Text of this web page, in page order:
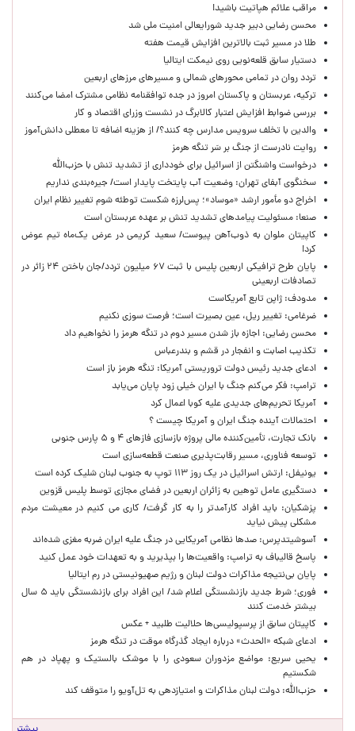
مراقب علائم هپاتیت باشید!
محسن رضایی دبیر جدید شورایعالی امنیت ملی شد
طلا در مسیر ثبت بالاترین افزایش قیمت هفته
دستیار سابق قلعه‌نویی روی نیمکت ایتالیا
تردد روان در تمامی محورهای شمالی و مسیرهای مرزهای اربعین
ترکیه، عربستان و پاکستان امروز در جده توافقنامه نظامی مشترک امضا می‌کنند
بررسی ضوابط افزایش اعتبار کالابرگ در نشست وزرای اقتصاد و کار
والدین با تخلف سرویس مدارس چه کنند؟/ از هزینه اضافه تا معطلی دانش‌آموز
روایت نادرست از جنگ بر سَر تنگه هرمز
درخواست واشنگتن از اسرائیل برای خودداری از تشدید تنش با حزب‌الله
سخنگوی آبفای تهران: وضعیت آب پایتخت پایدار است/ جیره‌بندی نداریم
اخراج دو مأمور ارشد «موساد»؛ پس‌لرزه شکست توطئه شوم تغییر نظام ایران
صنعا: مسئولیت پیامدهای تشدید تنش بر عهده عربستان است
کاپیتان ملوان به ذوب‌آهن پیوست/ سعید کریمی در عرض یک‌ماه تیم عوض
کرد!
پایان طرح ترافیکی اربعین پلیس با ثبت ۶۷ میلیون تردد/جان باختن ۲۴ زائر در
تصادفات اربعینی
مدودف: ژاپن تابع آمریکاست
ضرغامی: تغییر ریل، عین بصیرت است؛ فرصت سوزی نکنیم
محسن رضایی: اجازه باز شدن مسیر دوم در تنگه هرمز را نخواهیم داد
تکذیب اصابت و انفجار در قشم و بندرعباس
ادعای جدید رئیس دولت تروریستی آمریکا: تنگه هرمز باز است
ترامپ: فکر می‌کنم جنگ با ایران خیلی زود پایان می‌یابد
آمریکا تحریم‌های جدیدی علیه کوبا اعمال کرد
احتمالات آینده جنگ ایران و آمریکا چیست ؟
بانک تجارت، تأمین‌کننده مالی پروژه بازسازی فازهای ۴ و ۵ پارس جنوبی
توسعه فناوری، مسیر رقابت‌پذیری صنعت قطعه‌سازی است
یونیفل: ارتش اسرائیل در یک روز ۱۱۳ توپ به جنوب لبنان شلیک کرده است
دستگیری عامل توهین به زائران اربعین در فضای مجازی توسط پلیس قزوین
پزشکیان: باید افراد کارآمدتر را به کار گرفت/ کاری می کنیم در معیشت مردم
مشکلی پیش نیاید
آسوشیتدپرس: صدها نظامی آمریکایی در جنگ علیه ایران ضربه مغزی شده‌اند
پاسخ قالیباف به ترامپ: واقعیت‌ها را بپذیرید و به تعهدات خود عمل کنید
پایان بی‌نتیجه مذاکرات دولت لبنان و رژیم صهیونیستی در رم ایتالیا
فوری؛ شرط جدید بازنشستگی اعلام شد/ این افراد برای بازنشستگی باید ۵ سال
بیشتر خدمت کنند
کاپیتان سابق از پرسپولیسی‌ها حلالیت طلبید + عکس
ادعای شبکه «الحدث» درباره ایجاد گذرگاه موقت در تنگه هرمز
یحیی سریع: مواضع مزدوران سعودی را با موشک بالستیک و پهپاد در هم
شکستیم
حزب‌الله: دولت لبنان مذاکرات و امتیازدهی به تل‌آویو را متوقف کند